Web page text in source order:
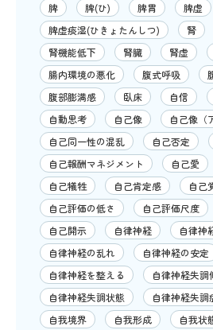
脾
脾(ひ) 脾胃
脾虚
脾虚痰湿(ひきょたんしつ)
腎
腎機能低下
腎臓 腎虚
腸内環境の悪化
腹式呼吸
腹部膨満感
臥床 自信
自動思考
自己像
自己像（
自己同一性の混乱
自己否定
自己報酬マネジメント
自己愛
自己犠牲
自己肯定感
自己
自己評価の低さ
自己評価尺度
自己開示
自律神経
自律神
自律神経の乱れ
自律神経の安定
自律神経を整える
自律神経失調
自律神経失調状態
自律神経失調
自我境界
自我形成 自我状